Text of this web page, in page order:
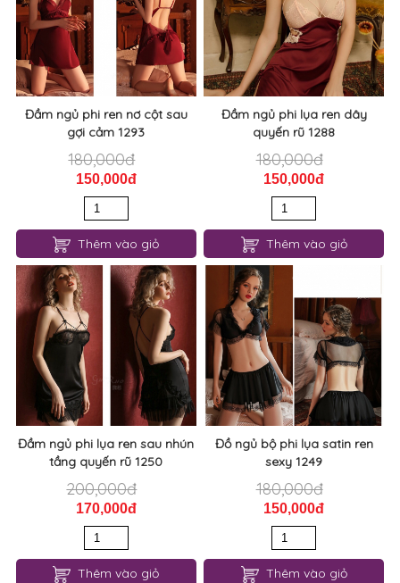
190,000đ
170,000đ
Thêm vào giỏ
220,000đ
190,000đ
Thêm vào giỏ
Đầm ngủ phi ren nơ cột sau
gợi cảm 1293
180,000đ
150,000đ
Thêm vào giỏ
Đầm ngủ phi lụa ren dây
quyến rũ 1288
180,000đ
150,000đ
Thêm vào giỏ